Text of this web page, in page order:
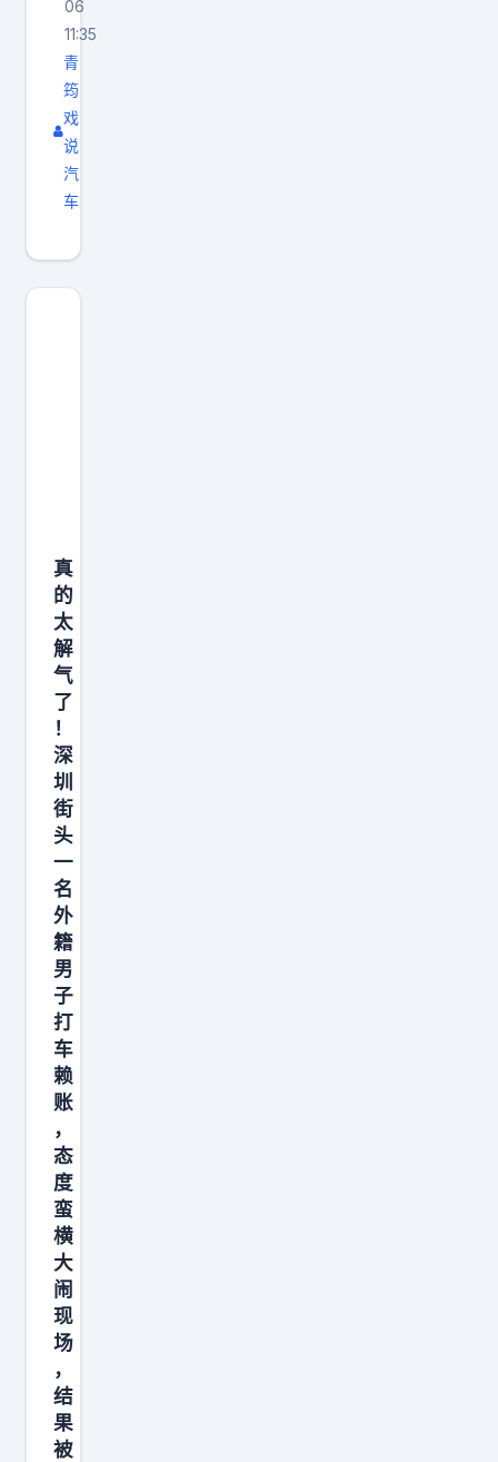
06
11:35
青
筠
戏
说
汽
车
真
的
太
解
气
了
！
深
圳
街
头
一
名
外
籍
男
子
打
车
赖
账
，
态
度
蛮
横
大
闹
现
场
，
结
果
被